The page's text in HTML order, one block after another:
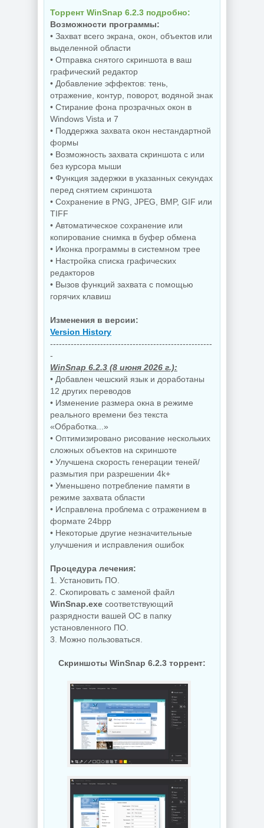
Торрент WinSnap 6.2.3 подробно:
Возможности программы:
• Захват всего экрана, окон, объектов или
выделенной области
• Отправка снятого скриншота в ваш
графический редактор
• Добавление эффектов: тень,
отражение, контур, поворот, водяной знак
• Стирание фона прозрачных окон в
Windows Vista и 7
• Поддержка захвата окон нестандартной
формы
• Возможность захвата скриншота с или
без курсора мыши
• Функция задержки в указанных секундах
перед снятием скриншота
• Сохранение в PNG, JPEG, BMP, GIF или
TIFF
• Автоматическое сохранение или
копирование снимка в буфер обмена
• Иконка программы в системном трее
• Настройка списка графических
редакторов
• Вызов функций захвата с помощью
горячих клавиш
Изменения в версии:
Version History
-------------------------------------------------------
-
WinSnap 6.2.3 (8 июня 2026 г.):
• Добавлен чешский язык и доработаны
12 других переводов
• Изменение размера окна в режиме
реального времени без текста
«Обработка...»
• Оптимизировано рисование нескольких
сложных объектов на скриншоте
• Улучшена скорость генерации теней/
размытия при разрешении 4k+
• Уменьшено потребление памяти в
режиме захвата области
• Исправлена проблема с отражением в
формате 24bpp
• Некоторые другие незначительные
улучшения и исправления ошибок
Процедура лечения:
1. Установить ПО.
2. Скопировать с заменой файл
WinSnap.exe соответствующий
разрядности вашей ОС в папку
установленного ПО.
3. Можно пользоваться.
Скриншоты WinSnap 6.2.3 торрент: